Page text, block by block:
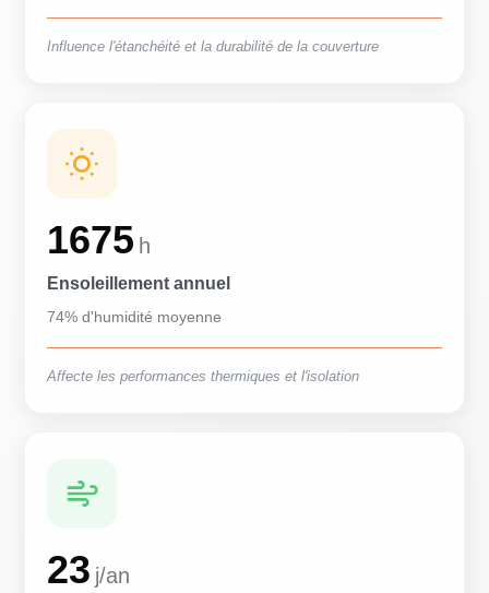
Influence l'étanchéité et la durabilité de la couverture
1675 h
Ensoleillement annuel
74% d'humidité moyenne
Affecte les performances thermiques et l'isolation
23 j/an